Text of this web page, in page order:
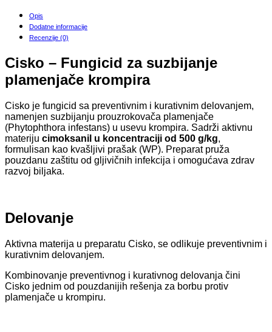
Opis
Dodatne informacije
Recenzije (0)
Cisko – Fungicid za suzbijanje
plamenjače krompira
Cisko je fungicid sa preventivnim i kurativnim delovanjem,
namenjen suzbijanju prouzrokovača plamenjače
(Phytophthora infestans) u usevu krompira. Sadrži aktivnu
materiju cimoksanil u koncentraciji od 500 g/kg,
formulisan kao kvašljivi prašak (WP). Preparat pruža
pouzdanu zaštitu od gljivičnih infekcija i omogućava zdrav
razvoj biljaka.
Delovanje
Aktivna materija u preparatu Cisko, se odlikuje preventivnim i
kurativnim delovanjem.
Kombinovanje preventivnog i kurativnog delovanja čini
Cisko jednim od pouzdanijih rešenja za borbu protiv
plamenjače u krompiru.